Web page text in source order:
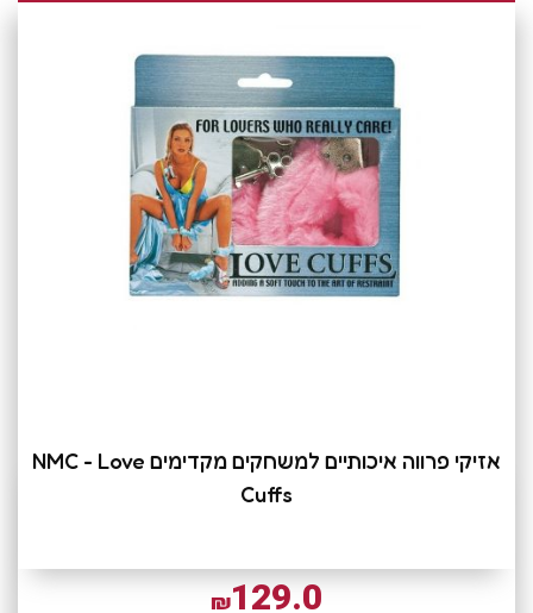
אזיקי פרווה איכותיים למשחקים מקדימים NMC - Love
Cuffs
₪129.0